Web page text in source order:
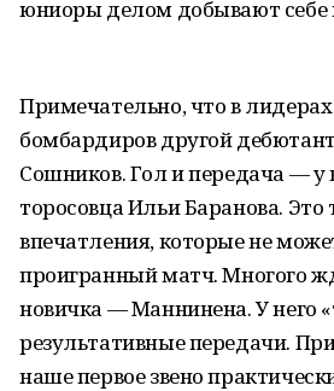
юниоры делом добывают себе
Примечательно, что в
бомбардиров другой
Сошников. Гол и передача — у
торосовца Ильи Баранова.
впечатления, которые не
проигранный матч. Многого
новичка — Маннинена. У него
результативные передачи.
наше первое звено